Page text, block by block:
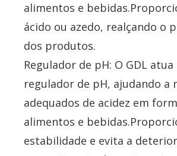
alimentos e
ácido ou azedo, realçando o
dos produtos.
Regulador de pH: O GDL
regulador de pH, ajudando a
adequados de acidez em
alimentos e
estabilidade e evita a